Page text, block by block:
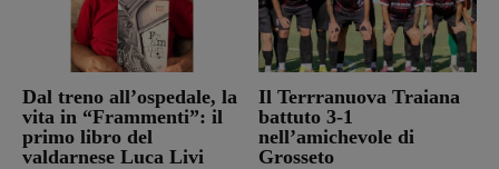
Dal treno all’ospedale, la
vita in “Frammenti”: il
primo libro del
valdarnese Luca Livi
Il Terrranuova Traiana
battuto 3-1
nell’amichevole di
Grosseto